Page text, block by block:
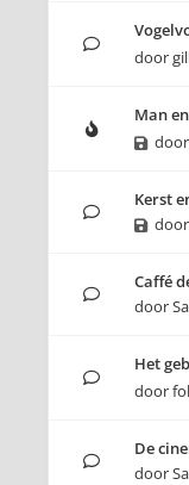
door
Man
door
Kerst
door
Caffé
door
Het
door
De
door